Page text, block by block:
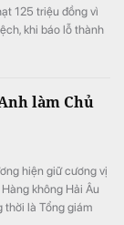
125 triệu đồng vì
khi báo lỗ thành
làm Chủ
hiện giữ cương vị
không Hải Âu
thời là Tổng giám